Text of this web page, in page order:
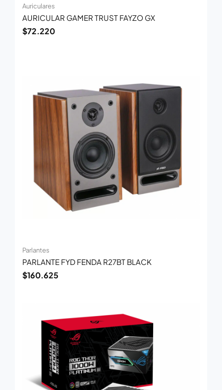
Auriculares
AURICULAR GAMER TRUST FAYZO GX
$72.220
Parlantes
PARLANTE FYD FENDA R27BT BLACK
$160.625